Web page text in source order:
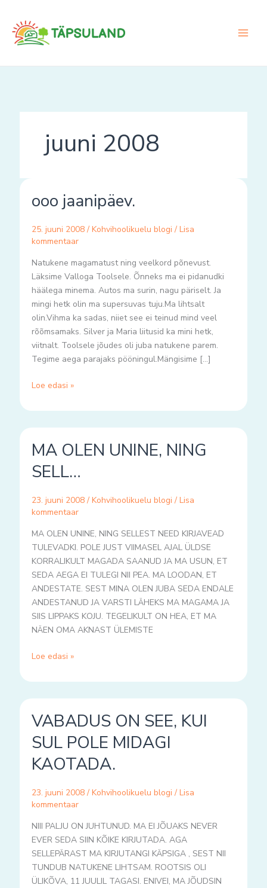
content
juuni 2008
ooo jaanipäev.
25. juuni 2008 / Kohvihoolikuelu blogi / Lisa
kommentaar
Natukene magamatust ning veelkord põnevust.
Läksime Valloga Toolsele. Õnneks ma ei pidanudki
häälega minema. Autos ma surin, nagu päriselt. Ja
mingi hetk olin ma supersuvas tuju.Ma lihtsalt
olin.Vihma ka sadas, niiet see ei teinud mind veel
rõõmsamaks. Silver ja Maria liitusid ka mini hetk,
viitnalt. Toolsele jõudes oli juba natukene parem.
Tegime aega parajaks pööningul.Mängisime […]
jaanipäev.
Loe edasi »
MA OLEN UNINE, NING
SELL…
23. juuni 2008 / Kohvihoolikuelu blogi / Lisa
kommentaar
MA OLEN UNINE, NING SELLEST NEED KIRJAVEAD
TULEVADKI. POLE JUST VIIMASEL AJAL ÜLDSE
KORRALIKULT MAGADA SAANUD JA MA USUN, ET
SEDA AEGA EI TULEGI NII PEA. MA LOODAN, ET
ANDESTATE. SEST MINA OLEN JUBA SEDA ENDALE
ANDESTANUD JA VARSTI LÄHEKS MA MAGAMA JA
SIIS LIPPAKS KOJU. TEGELIKULT ON HEA, ET MA
NÄEN OMA AKNAST ÜLEMISTE
OLEN
NING
Loe edasi »
VABADUS ON SEE, KUI
SUL POLE MIDAGI
KAOTADA.
23. juuni 2008 / Kohvihoolikuelu blogi / Lisa
kommentaar
NIII PALJU ON JUHTUNUD. MA EI JÕUAKS NEVER
EVER SEDA SIIN KÕIKE KIRJUTADA. AGA
SELLEPÄRAST MA KIRJUTANGI KÄPSIGA , SEST NII
TUNDUB NATUKENE LIHTSAM. ROOTSIS OLI
ÜLIKÕVA, 11 JUULIL TAGASI. ENIVEI, MA JÕUDSIN
ON
KUI
SUL
POLE
MIDAGI
KAOTADA.